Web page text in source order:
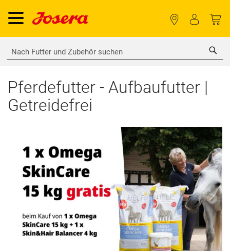
Pferdefutter - Aufbaufutter |
Getreidefrei